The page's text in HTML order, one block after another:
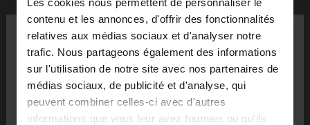
contenu et les annonces, d'offrir des fonctionnalités
relatives aux médias sociaux et d'analyser notre
trafic. Nous partageons également des informations
sur l'utilisation de notre site avec nos partenaires de
médias sociaux, de publicité et d'analyse, qui
peuvent combiner celles-ci avec d'autres
informations que vous leur avez fournies ou qu'ils
bonjour ×
Vous accédez au site depuis Belgique. Voulez-vous
parcourir notre site au United States?